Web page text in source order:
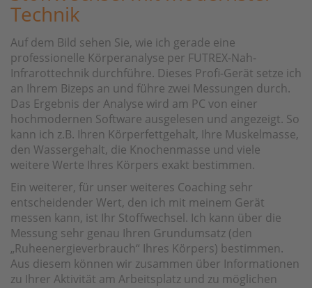
Technik
Auf dem Bild sehen Sie, wie ich gerade eine
professionelle Körperanalyse per FUTREX-Nah-
Infrarottechnik durchführe. Dieses Profi-Gerät setze ich
an Ihrem Bizeps an und führe zwei Messungen durch.
Das Ergebnis der Analyse wird am PC von einer
hochmodernen Software ausgelesen und angezeigt. So
kann ich z.B. Ihren Körperfettgehalt, Ihre Muskelmasse,
den Wassergehalt, die Knochenmasse und viele
weitere Werte Ihres Körpers exakt bestimmen.
Ein weiterer, für unser weiteres Coaching sehr
entscheidender Wert, den ich mit meinem Gerät
messen kann, ist Ihr Stoffwechsel. Ich kann über die
Messung sehr genau Ihren Grundumsatz (den
„Ruheenergieverbrauch“ Ihres Körpers) bestimmen.
Aus diesem können wir zusammen über Informationen
zu Ihrer Aktivität am Arbeitsplatz und zu möglichen